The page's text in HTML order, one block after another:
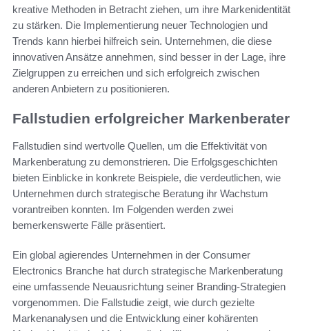
kreative Methoden in Betracht ziehen, um ihre Markenidentität
zu stärken. Die Implementierung neuer Technologien und
Trends kann hierbei hilfreich sein. Unternehmen, die diese
innovativen Ansätze annehmen, sind besser in der Lage, ihre
Zielgruppen zu erreichen und sich erfolgreich zwischen
anderen Anbietern zu positionieren.
Fallstudien erfolgreicher Markenberater
Fallstudien sind wertvolle Quellen, um die Effektivität von
Markenberatung zu demonstrieren. Die Erfolgsgeschichten
bieten Einblicke in konkrete Beispiele, die verdeutlichen, wie
Unternehmen durch strategische Beratung ihr Wachstum
vorantreiben konnten. Im Folgenden werden zwei
bemerkenswerte Fälle präsentiert.
Ein global agierendes Unternehmen in der Consumer
Electronics Branche hat durch strategische Markenberatung
eine umfassende Neuausrichtung seiner Branding-Strategien
vorgenommen. Die Fallstudie zeigt, wie durch gezielte
Markenanalysen und die Entwicklung einer kohärenten